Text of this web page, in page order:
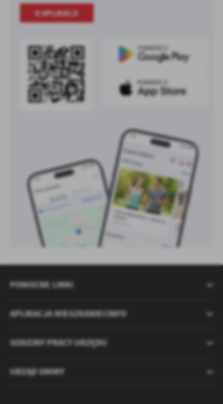
O APLIKACJI
POMOCNE LINKI
APLIKACJA MIESZKANIECINFO
GODZINY PRACY URZĘDU
URZĄD GMINY